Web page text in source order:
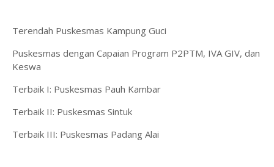
Terendah Puskesmas Kampung Guci
Puskesmas dengan Capaian Program P2PTM, IVA GIV, dan
Keswa
Terbaik I: Puskesmas Pauh Kambar
Terbaik II: Puskesmas Sintuk
Terbaik III: Puskesmas Padang Alai